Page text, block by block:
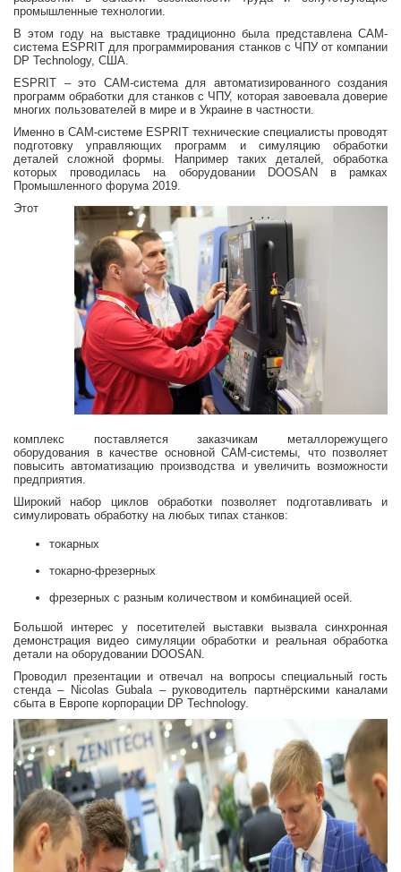
промышленные технологии.
В этом году на выставке традиционно была представлена CAM-
система ESPRIT для программирования станков с ЧПУ от компании
DP Technology, США.
ESPRIT – это CAM-система для автоматизированного создания
программ обработки для станков с ЧПУ, которая завоевала доверие
многих пользователей в мире и в Украине в частности.
Именно в CAM-системе ESPRIT технические специалисты проводят
подготовку управляющих программ и симуляцию обработки
деталей сложной формы. Например таких деталей, обработка
которых проводилась на оборудовании DOOSAN в рамках
Промышленного форума 2019.
Этот
комплекс поставляется заказчикам металлорежущего
оборудования в качестве основной CAM-системы, что позволяет
повысить автоматизацию производства и увеличить возможности
предприятия.
Широкий набор циклов обработки позволяет подготавливать и
симулировать обработку на любых типах станков:
токарных
токарно-фрезерных
фрезерных с разным количеством и комбинацией осей.
Большой интерес у посетителей выставки вызвала синхронная
демонстрация видео симуляции обработки и реальная обработка
детали на оборудовании DOOSAN.
Проводил презентации и отвечал на вопросы специальный гость
стенда – Nicolas Gubala – руководитель партнёрскими каналами
сбыта в Европе корпорации DP Technology.